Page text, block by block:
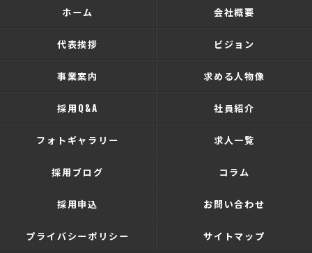
ホーム 会社概要
代表挨拶 ビジョン
事業案内 求める人物像
採用Q&A 社員紹介
フォトギャラリー 求人一覧
採用ブログ コラム
採用申込 お問い合わせ
プライバシーポリシー サイトマップ